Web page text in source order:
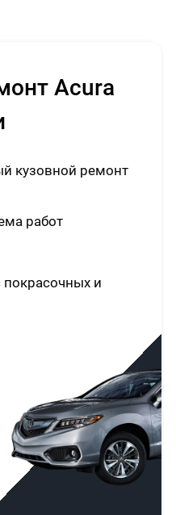
Acura
кузовной ремонт
работ
и